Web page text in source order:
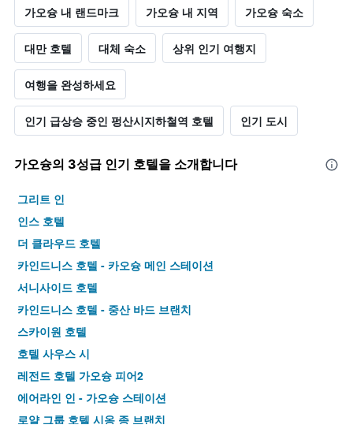
가오슝 내 랜드마크 가오슝 내 지역 가오슝 숙소
대만 호텔 대체 숙소 상위 인기 여행지
여행을 완성하세요
인기 급상승 중인 펑산시지하철역 호텔 인기 도시
가오슝​의 3​성급 인기 호텔을 소개합니다
그리트 인
인스 호텔
더 클라우드 호텔
카인드니스 호텔 - 카오슝 메인 스테이션
서니사이드 호텔
카인드니스 호텔 - 중산 바드 브랜치
스카이원 호텔
호텔 사우스 시
레전드 호텔 가오슝 피어2
에어라인 인 - 가오슝 스테이션
로얄 그룹 호텔 시옹 종 브랜치